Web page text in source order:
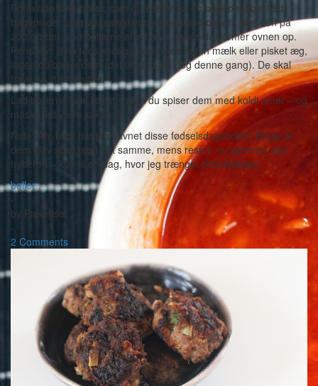
Form otte små boller, som du sætter på en bagepapirbeklædt
bageplade. Læg viskestykket over og tænd ovnen. Sæt den på
200 grader. Lad bollerne efterhæve, mens du varmer ovnen op.
Pensl evt. dine fødselsdagsboller med enten mælk eller pisket æg,
inden du bager dem (det undlod jeg dog denne gang). De skal
have ca. 15 minutter.
Lad bollerne køle lidt af, inden du spiser dem med koldt smør – og
måske lidt varm kakao 🙂
Note: Åh, hvor har jeg savnet disse fødselsdagsboller! Nogle af
dem blev spist med det samme, mens resten nu gemmer sig i
fryseren – klar til en dag, hvor jeg trænger til forkælelse.
boller
-
by Piskeriset
-
2 Comments